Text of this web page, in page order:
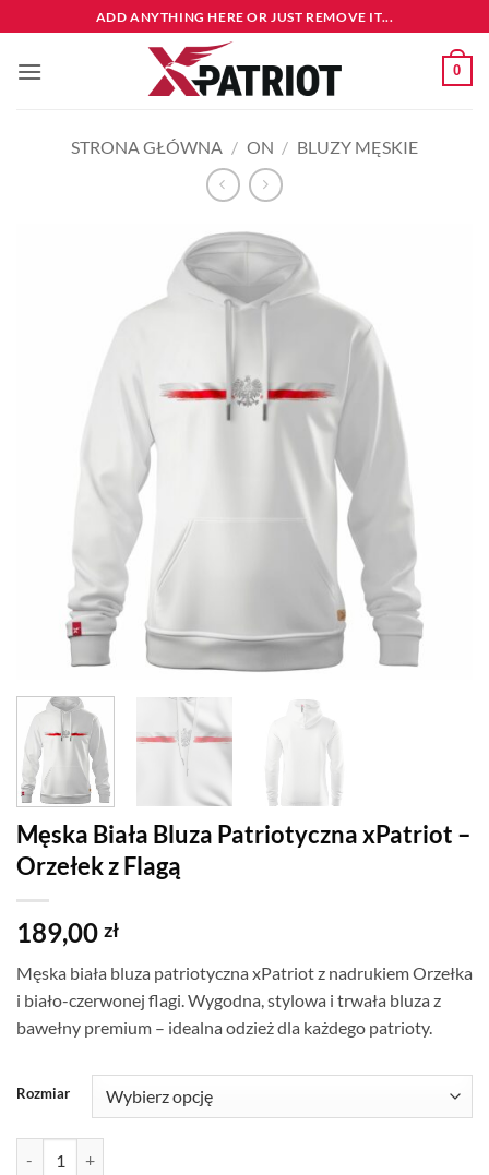
do
zawartości
ADD ANYTHING HERE OR JUST REMOVE IT...
0
STRONA GŁÓWNA / ON / BLUZY MĘSKIE
Męska Biała Bluza Patriotyczna xPatriot –
Orzełek z Flagą
189,00 zł
Męska biała bluza patriotyczna xPatriot z nadrukiem Orzełka
i biało-czerwonej flagi. Wygodna, stylowa i trwała bluza z
bawełny premium – idealna odzież dla każdego patrioty.
Rozmiar